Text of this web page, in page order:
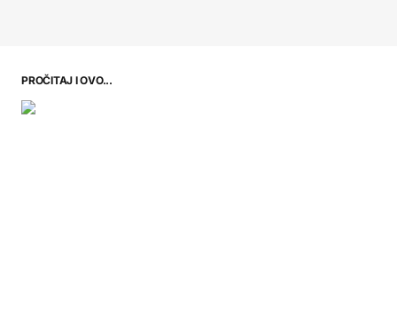
PROČITAJ I OVO...